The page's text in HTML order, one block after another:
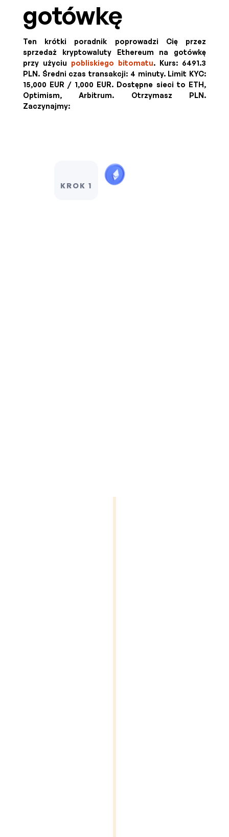
gotówkę
Ten krótki poradnik poprowadzi Cię przez
sprzedaż kryptowaluty Ethereum na gotówkę
przy użyciu pobliskiego bitomatu. Kurs: 6491.3
PLN. Średni czas transakcji: 4 minuty. Limit KYC:
15,000 EUR / 1,000 EUR. Dostępne sieci to ETH,
Optimism, Arbitrum. Otrzymasz PLN.
Zaczynajmy:
KROK 1